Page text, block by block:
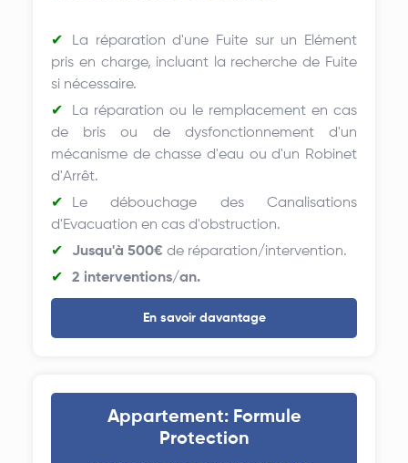
La réparation d'une Fuite sur un Elément
pris en charge, incluant la recherche de Fuite
si nécessaire.
La réparation ou le remplacement en cas
de bris ou de dysfonctionnement d'un
mécanisme de chasse d'eau ou d'un Robinet
d'Arrêt.
Le débouchage des Canalisations
d'Evacuation en cas d'obstruction.
Jusqu'à 500€ de réparation/intervention.
2 interventions/an.
En savoir davantage
Appartement: Formule
Protection